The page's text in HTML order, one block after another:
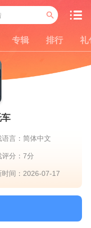
专辑 排行 礼
语言：简体中文
评分：7分
时间：2026-07-17